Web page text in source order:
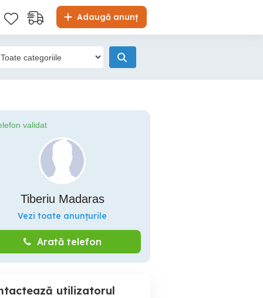
Adaugă anunț
validat
Tiberiu Madaras
Vezi toate anunțurile
Arată telefon
utilizatorul